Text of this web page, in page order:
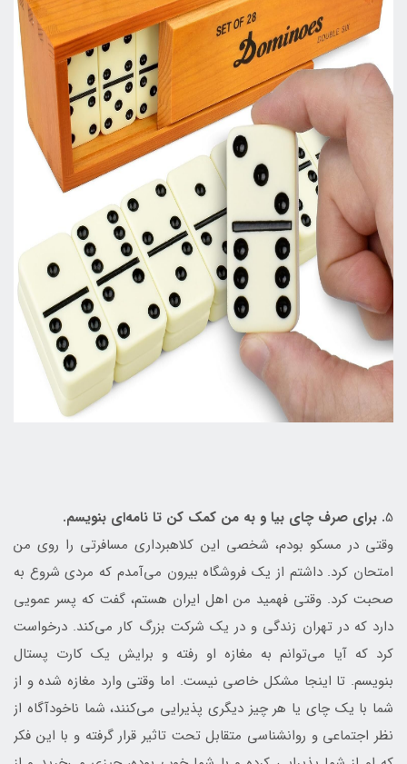
5. برای صرف چای بیا و به من کمک کن تا نامه‌ای بنویسم.
وقتی در مسکو بودم، شخصی این کلاهبرداری مسافرتی را روی من
امتحان کرد. داشتم از یک فروشگاه بیرون می‌آمدم که مردی شروع به
صحبت کرد. وقتی فهمید من اهل ایران هستم، گفت که پسر عمویی
دارد که در تهران زندگی و در یک شرکت بزرگ کار می‌کند. درخواست
کرد که آیا می‌توانم به مغازه او رفته و برایش یک کارت پستال
بنویسم. تا اینجا مشکل خاصی نیست. اما وقتی وارد مغازه شده و از
شما با یک چای یا هر چیز دیگری پذیرایی می‌کنند، شما ناخودآگاه از
نظر اجتماعی و روانشناسی متقابل تحت تاثیر قرار گرفته و با این فکر